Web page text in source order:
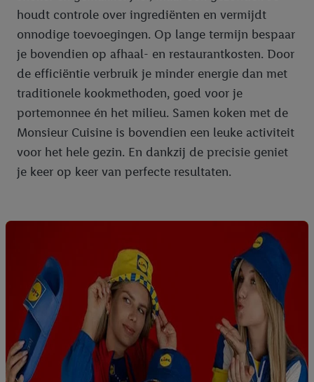
houdt controle over ingrediënten en vermijdt
onnodige toevoegingen. Op lange termijn bespaar
je bovendien op afhaal- en restaurantkosten. Door
de efficiëntie verbruik je minder energie dan met
traditionele kookmethoden, goed voor je
portemonnee én het milieu. Samen koken met de
Monsieur Cuisine is bovendien een leuke activiteit
voor het hele gezin. En dankzij de precisie geniet
je keer op keer van perfecte resultaten.